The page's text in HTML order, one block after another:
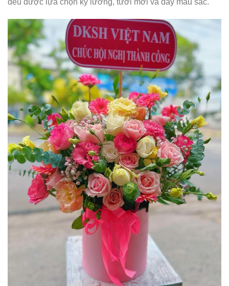
đều được lựa chọn kỹ lưỡng, tươi mới và đầy màu sắc.